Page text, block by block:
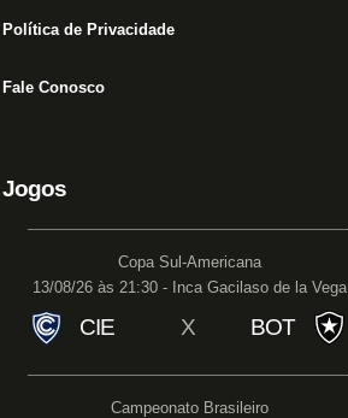
Política de Privacidade
Fale Conosco
Jogos
Copa Sul-Americana
13/08/26 às 21:30 - Inca Gacilaso de la Vega
CIE X BOT
Campeonato Brasileiro